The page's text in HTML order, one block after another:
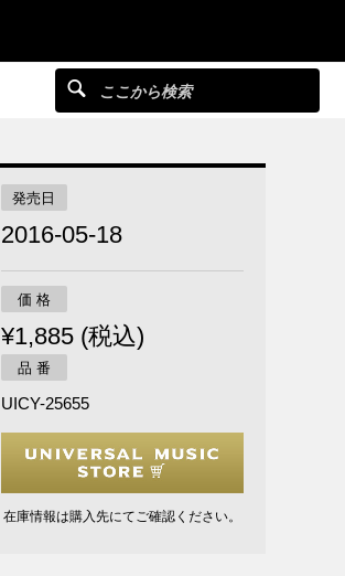
発売日
2016-05-18
価 格
¥1,885 (税込)
品 番
UICY-25655
在庫情報は購入先にてご確認ください。